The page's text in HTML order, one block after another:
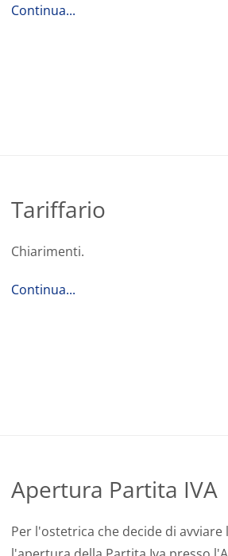
Continua...
Tariffario
Chiarimenti.
Continua...
Apertura Partita IVA
Per l'ostetrica che decide di